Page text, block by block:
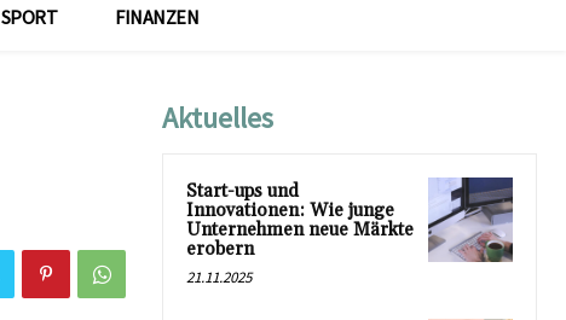
SPORT FINANZEN
Aktuelles
Start-ups und
Innovationen: Wie junge
Unternehmen neue Märkte
erobern
21.11.2025